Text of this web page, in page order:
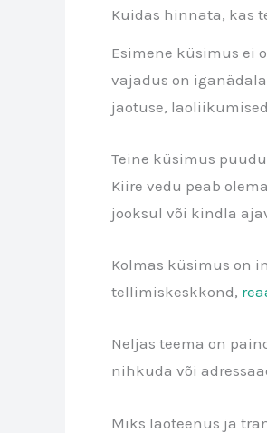
Kuidas hinnata, kas
Esimene küsimus ei
vajadus on
jaotuse,
Teine küsimus
Kiire vedu peab
jooksul või kindla
Kolmas küsimus on
tellimiskeskkond,
Neljas teema on
nihkuda või
Miks laoteenus ja